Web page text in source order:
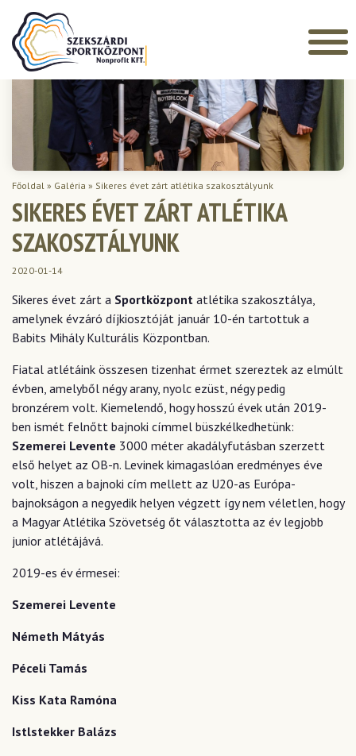
Főoldal » Galéria » Sikeres évet zárt atlétika szakosztályunk
SIKERES ÉVET ZÁRT ATLÉTIKA
SZAKOSZTÁLYUNK
2020-01-14
Sikeres évet zárt a Sportközpont atlétika szakosztálya,
amelynek évzáró díjkiosztóját január 10-én tartottuk a
Babits Mihály Kulturális Központban.
Fiatal atlétáink összesen tizenhat érmet szereztek az elmúlt
évben, amelyből négy arany, nyolc ezüst, négy pedig
bronzérem volt. Kiemelendő, hogy hosszú évek után 2019-
ben ismét felnőtt bajnoki címmel büszkélkedhetünk:
Szemerei Levente 3000 méter akadályfutásban szerzett
első helyet az OB-n. Levinek kimagaslóan eredményes éve
volt, hiszen a bajnoki cím mellett az U20-as Európa-
bajnokságon a negyedik helyen végzett így nem véletlen, hogy
a Magyar Atlétika Szövetség őt választotta az év legjobb
junior atlétájává.
2019-es év érmesei:
Szemerei Levente
Németh Mátyás
Péceli Tamás
Kiss Kata Ramóna
Istlstekker Balázs